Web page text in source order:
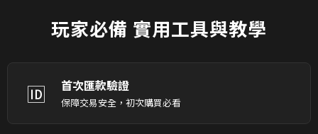
玩家必備 實用工具與教學
🆔 首次匯款驗證
保障交易安全，初次購買必看